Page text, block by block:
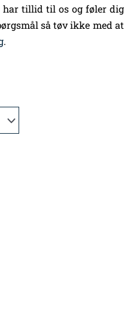
har tillid til os og føler dig
så tøv ikke med at
.